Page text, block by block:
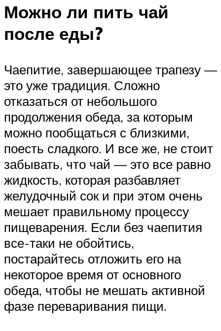
Можно ли пить чай
после еды?
Чаепитие, завершающее трапезу —
это уже традиция. Сложно
отказаться от небольшого
продолжения обеда, за которым
можно пообщаться с близкими,
поесть сладкого. И все же, не стоит
забывать, что чай — это все равно
жидкость, которая разбавляет
желудочный сок и при этом очень
мешает правильному процессу
пищеварения. Если без чаепития
все-таки не обойтись,
постарайтесь отложить его на
некоторое время от основного
обеда, чтобы не мешать активной
фазе переваривания пищи.